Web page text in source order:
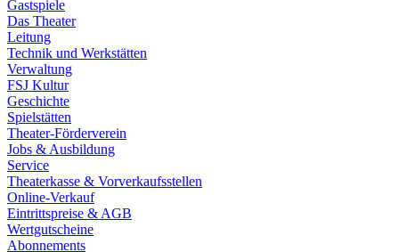
Gastspiele
Das Theater
Leitung
Technik und Werkstätten
Verwaltung
FSJ Kultur
Geschichte
Spielstätten
Theater-Förderverein
Jobs & Ausbildung
Service
Theaterkasse & Vorverkaufsstellen
Online-Verkauf
Eintrittspreise & AGB
Wertgutscheine
Abonnements